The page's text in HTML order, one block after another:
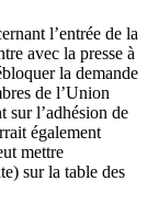
l’entrée de la
avec la presse à
la demande
de l’Union
sur l’adhésion de
également
mettre
sur la table des